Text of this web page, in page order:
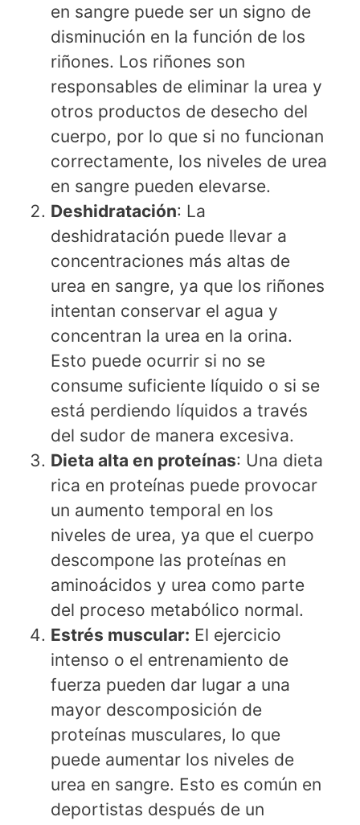
en sangre puede ser un signo de
disminución en la función de los
riñones. Los riñones son
responsables de eliminar la urea y
otros productos de desecho del
cuerpo, por lo que si no funcionan
correctamente, los niveles de urea
en sangre pueden elevarse.
Deshidratación: La
deshidratación puede llevar a
concentraciones más altas de
urea en sangre, ya que los riñones
intentan conservar el agua y
concentran la urea en la orina.
Esto puede ocurrir si no se
consume suficiente líquido o si se
está perdiendo líquidos a través
del sudor de manera excesiva.
Dieta alta en proteínas: Una dieta
rica en proteínas puede provocar
un aumento temporal en los
niveles de urea, ya que el cuerpo
descompone las proteínas en
aminoácidos y urea como parte
del proceso metabólico normal.
Estrés muscular: El ejercicio
intenso o el entrenamiento de
fuerza pueden dar lugar a una
mayor descomposición de
proteínas musculares, lo que
puede aumentar los niveles de
urea en sangre. Esto es común en
deportistas después de un